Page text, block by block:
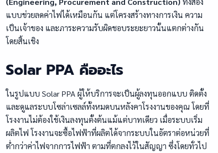
แบบช่วยลดค่าไฟได้เหมือนกัน แต่โครงสร้างทางการเงิน ความ
เป็นเจ้าของ และภาระความรับผิดชอบระยะยาวนั้นแตกต่างกัน
โดยสิ้นเชิง
Solar PPA คืออะไร
ในรูปแบบ Solar PPA ผู้ให้บริการจะเป็นผู้ลงทุนออกแบบ ติดตั้ง
และดูแลระบบโซล่าเซลล์ทั้งหมดบนหลังคาโรงงานของคุณ โดยที่
โรงงานไม่ต้องใช้เงินลงทุนตั้งต้นแม้แต่บาทเดียว เมื่อระบบเริ่ม
ผลิตไฟ โรงงานจะซื้อไฟฟ้าที่ผลิตได้จากระบบในอัตราต่อหน่วยที่
ต่ำกว่าค่าไฟจากการไฟฟ้า ตามที่ตกลงไว้ในสัญญา ซึ่งโดยทั่วไป